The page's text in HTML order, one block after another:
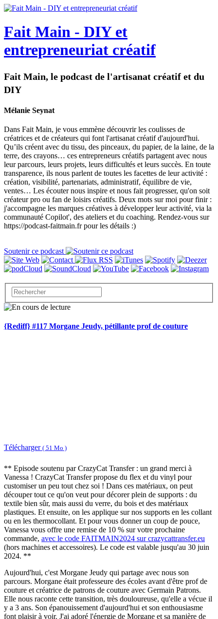
Fait Main - DIY et
entrepreneuriat créatif
Fait Main, le podcast de l'artisanat créatif et du
DIY
Mélanie Seynat
Dans Fait Main, je vous emmène découvrir les coulisses de
créatrices et de créateurs qui font l'artisanat créatif d'aujourd'hui.
Qu’ils créent avec du tissu, des pinceaux, du papier, de la laine, de la
terre, des crayons… ces entrepreneurs créatifs partagent avec nous
leur parcours, leurs projets, leurs difficultés et leurs succès. En toute
transparence, ils nous parlent de toutes les facettes de leur activité :
création, visibilité, partenariats, administratif, équilibre de vie,
ventes… Les écouter nous inspire et nous fait progresser, qu'on soit
créateur pro ou fan de loisirs créatifs. Deux mots sur moi pour finir :
j'accompagne les marques créatives à développer leur activité, via la
communauté Copilot', des ateliers et du coaching. Rendez-vous sur
https://podcast-faitmain.fr pour les détails :)
Soutenir ce podcast
{Rediff} #117 Morgane Jeudy, pétillante prof de couture
Télécharger ( 51 Mo )
** Episode soutenu par CrazyCat Transfer : un grand merci à
Vanessa ! CrazyCat Transfer propose du flex et du vinyl pour
customiser un peu tout chez soi ! Dans ces matériaux, on peut
découper tout ce qu'on veut pour décorer plein de supports : du
textile bien sûr, mais aussi du verre, du bois et des matériaux
plastiques. Et ensuite, on les applique sur nos supports en les collant
ou en les thermocollant. Et pour vous donner un coup de pouce,
Vanessa vous offre une remise de 10 % sur votre prochaine
commande, avec le code FAITMAIN2024 sur crazycattransfer.eu
(hors machines et accessoires). Le code est valable jusqu'au 30 juin
2024. **
Aujourd'hui, c'est Morgane Jeudy qui partage avec nous son
parcours. Morgane était professeure des écoles avant d'être prof de
couture et créatrice de patrons de couture avec Germain Patrons.
Elle nous raconte cette transition, très douloureuse, qu'elle a vécue il
y a 3 ans. Son épanouissement d'aujourd'hui et son enthousiasme
font plaisir à voir. J'ai adoré l'énergie de Morgane et sa manière de